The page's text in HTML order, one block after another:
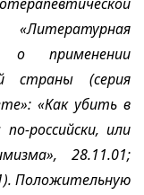
«Литературная
о применении
страны (серия
«Как убить в
российски, или
28.11.01;
Положительную